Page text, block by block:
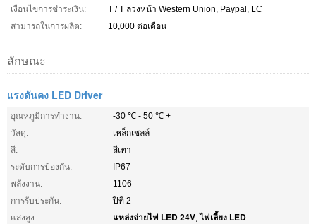
เงื่อนไขการชำระเงิน:
T / T ล่วงหน้า Western Union, Paypal, LC
สามารถในการผลิต:
10,000 ต่อเดือน
ลักษณะ
แรงดันคง LED Driver
อุณหภูมิการทำงาน:
-30 ℃ - 50 ℃ +
วัสดุ:
เหล็กเชลล์
สี:
สีเทา
ระดับการป้องกัน:
IP67
พลังงาน:
1106
การรับประกัน:
ปีที่ 2
แสงสูง:
แหล่งจ่ายไฟ LED 24V,ไฟเลี้ยง LED